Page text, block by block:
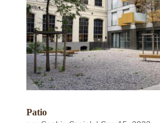
Patio